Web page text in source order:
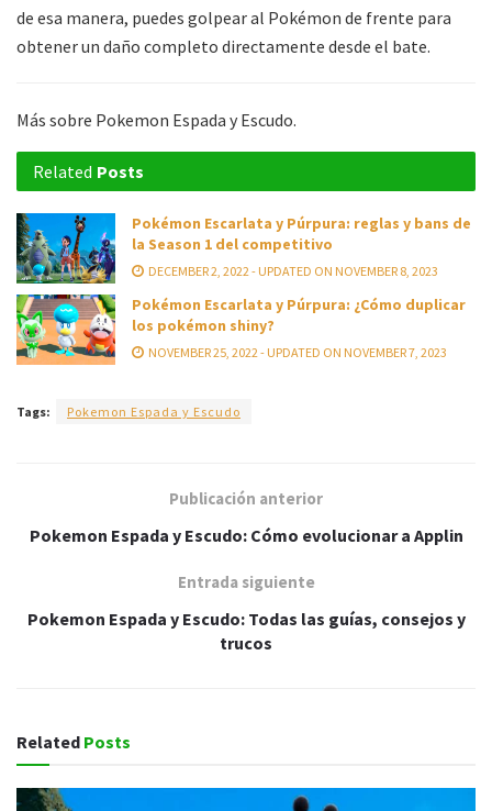
de esa manera, puedes golpear al Pokémon de frente para
obtener un daño completo directamente desde el bate.
Más sobre Pokemon Espada y Escudo.
Related Posts
Pokémon Escarlata y Púrpura: reglas y bans de
la Season 1 del competitivo
DECEMBER 2, 2022 - UPDATED ON NOVEMBER 8, 2023
Pokémon Escarlata y Púrpura: ¿Cómo duplicar
los pokémon shiny?
NOVEMBER 25, 2022 - UPDATED ON NOVEMBER 7, 2023
Tags: Pokemon Espada y Escudo
Publicación anterior
Pokemon Espada y Escudo: Cómo evolucionar a Applin
Entrada siguiente
Pokemon Espada y Escudo: Todas las guías, consejos y
trucos
Related Posts